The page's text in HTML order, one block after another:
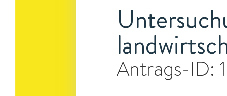
Antrags-ID: